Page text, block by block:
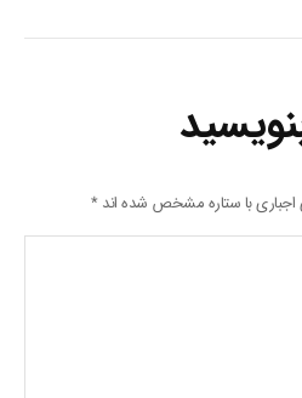
اجباری با ستاره مشخص شده اند*